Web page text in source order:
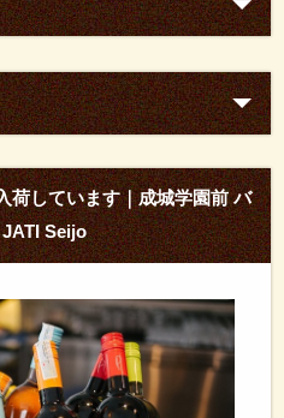
荷しています｜成城学園前 バ
Seijo